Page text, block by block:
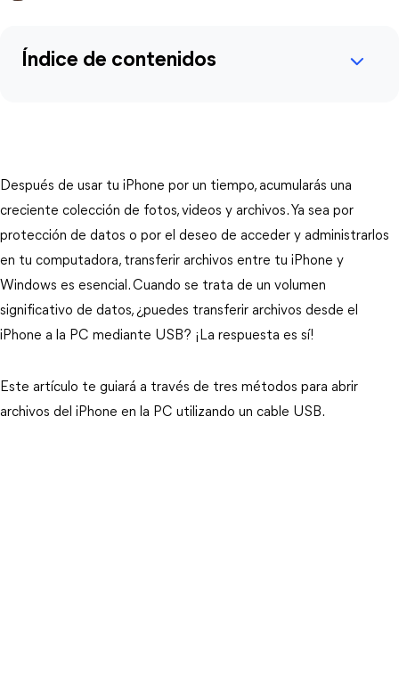
Índice de contenidos
Después de usar tu iPhone por un tiempo, acumularás una
creciente colección de fotos, videos y archivos. Ya sea por
protección de datos o por el deseo de acceder y administrarlos
en tu computadora, transferir archivos entre tu iPhone y
Windows es esencial. Cuando se trata de un volumen
significativo de datos, ¿puedes transferir archivos desde el
iPhone a la PC mediante USB? ¡La respuesta es sí!
Este artículo te guiará a través de tres métodos para abrir
archivos del iPhone en la PC utilizando un cable USB.